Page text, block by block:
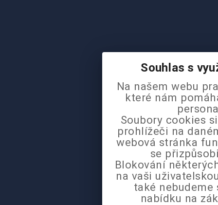
Souhlas s
Na našem webu
které nám
Soubory cookies
prohlížeči na
webová stránka
se
Blokování
na vaši
také
nabídku na